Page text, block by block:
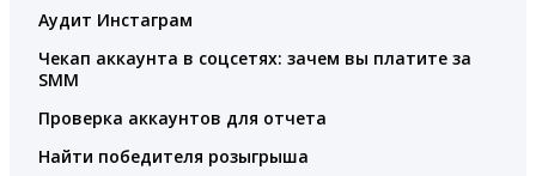
Аудит Инстаграм
Чекап аккаунта в соцсетях: зачем вы платите за
SMM
Проверка аккаунтов для отчета
Найти победителя розыгрыша